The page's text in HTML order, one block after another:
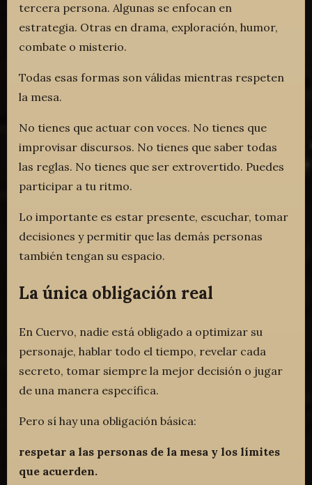
tercera persona. Algunas se enfocan en
estrategia. Otras en drama, exploración, humor,
combate o misterio.
Todas esas formas son válidas mientras respeten
la mesa.
No tienes que actuar con voces. No tienes que
improvisar discursos. No tienes que saber todas
las reglas. No tienes que ser extrovertido. Puedes
participar a tu ritmo.
Lo importante es estar presente, escuchar, tomar
decisiones y permitir que las demás personas
también tengan su espacio.
La única obligación real
En Cuervo, nadie está obligado a optimizar su
personaje, hablar todo el tiempo, revelar cada
secreto, tomar siempre la mejor decisión o jugar
de una manera específica.
Pero sí hay una obligación básica:
respetar a las personas de la mesa y los límites
que acuerden.